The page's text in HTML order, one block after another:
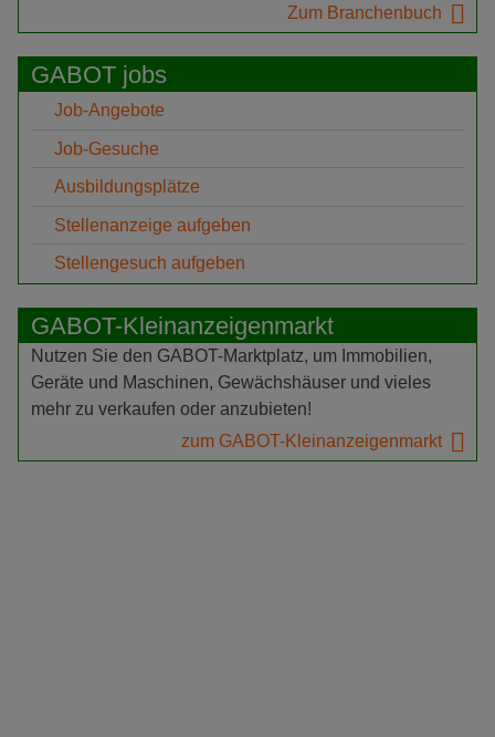
Zum Branchenbuch
GABOT jobs
Job-Angebote
Job-Gesuche
Ausbildungsplätze
Stellenanzeige aufgeben
Stellengesuch aufgeben
GABOT-Kleinanzeigenmarkt
Nutzen Sie den GABOT-Marktplatz, um Immobilien,
Geräte und Maschinen, Gewächshäuser und vieles
mehr zu verkaufen oder anzubieten!
zum GABOT-Kleinanzeigenmarkt